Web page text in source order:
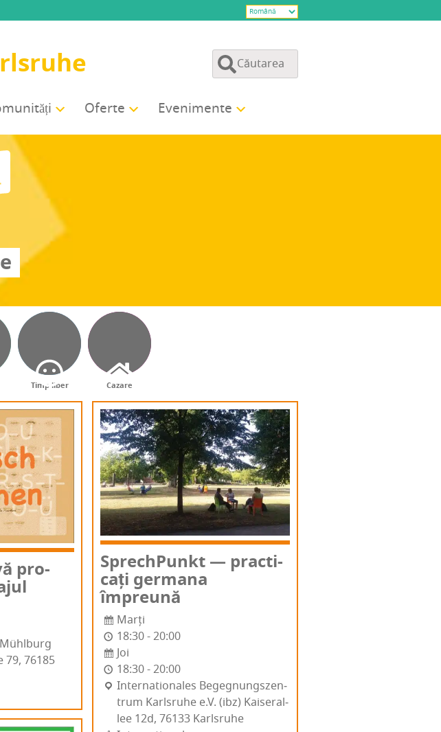
Ofer­te Eve­ni­men­te
Timp liber Cazare
pro­ Spre­ch­Pu­n­kt — prac­ti­
cați ger­ma­na
împreună
Marți
18:30 - 20:00
Joi
18:30 - 20:00
Inter­na­tio­na­les Begeg­nun­gs­zen­
trum Karl­sru­he e.V. (ibz) Kai­se­ra­l­
lee 12d, 76133 Karl­sru­he